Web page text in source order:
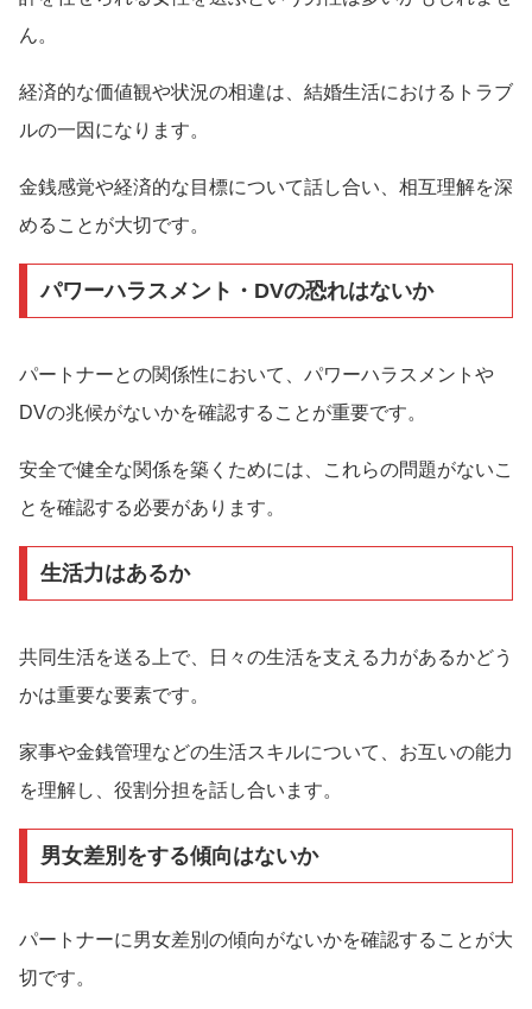
ん。
経済的な価値観や状況の相違は、結婚生活におけるトラブ
ルの一因になります。
金銭感覚や経済的な目標について話し合い、相互理解を深
めることが大切です。
パワーハラスメント・DVの恐れはないか
パートナーとの関係性において、パワーハラスメントや
DVの兆候がないかを確認することが重要です。
安全で健全な関係を築くためには、これらの問題がないこ
とを確認する必要があります。
生活力はあるか
共同生活を送る上で、日々の生活を支える力があるかどう
かは重要な要素です。
家事や金銭管理などの生活スキルについて、お互いの能力
を理解し、役割分担を話し合います。
男女差別をする傾向はないか
パートナーに男女差別の傾向がないかを確認することが大
切です。